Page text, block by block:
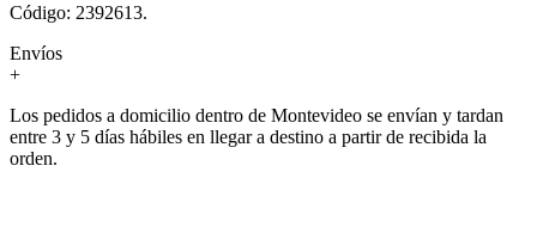
Código: 2392613.
Envíos
+
Los pedidos a domicilio dentro de Montevideo se envían y tardan
entre 3 y 5 días hábiles en llegar a destino a partir de recibida la
orden.